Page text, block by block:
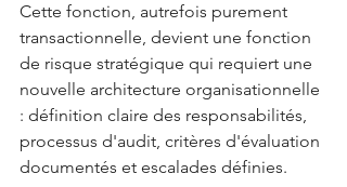
Cette fonction, autrefois purement
transactionnelle, devient une fonction
de risque stratégique qui requiert une
nouvelle architecture organisationnelle
: définition claire des responsabilités,
processus d'audit, critères d'évaluation
documentés et escalades définies.